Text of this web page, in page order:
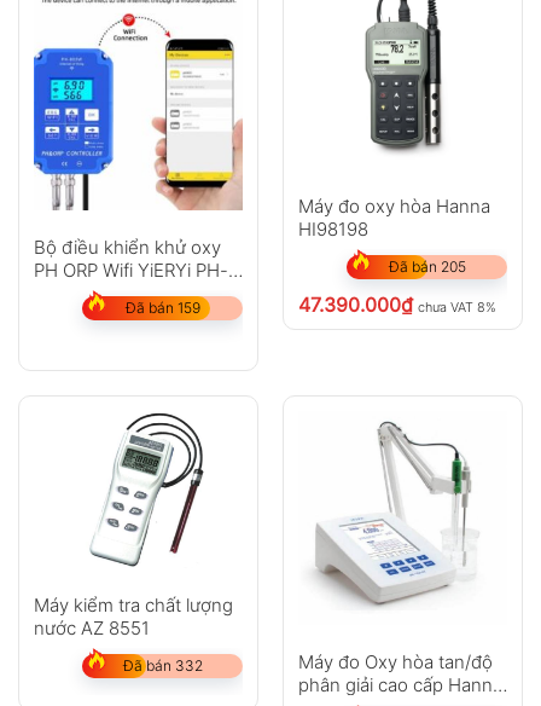
Bộ điều khiển khử oxy
PH ORP Wifi YiERYi PH-
Đã bán 159
Máy đo oxy hòa Hanna
HI98198
Đã bán 205
47.390.000₫ chưa VAT 8%
Máy kiểm tra chất lượng
nước AZ 8551
Đã bán 332
Máy đo Oxy hòa tan/độ
phân giải cao cấp Hanna